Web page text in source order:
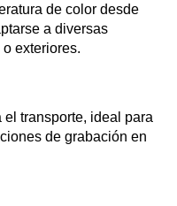
de color desde
a diversas
exteriores.
transporte, ideal para
de grabación en